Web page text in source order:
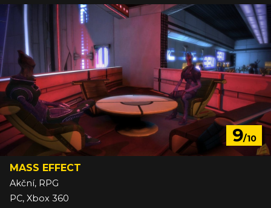
9/10
MASS EFFECT
Akční, RPG
PC, Xbox 360